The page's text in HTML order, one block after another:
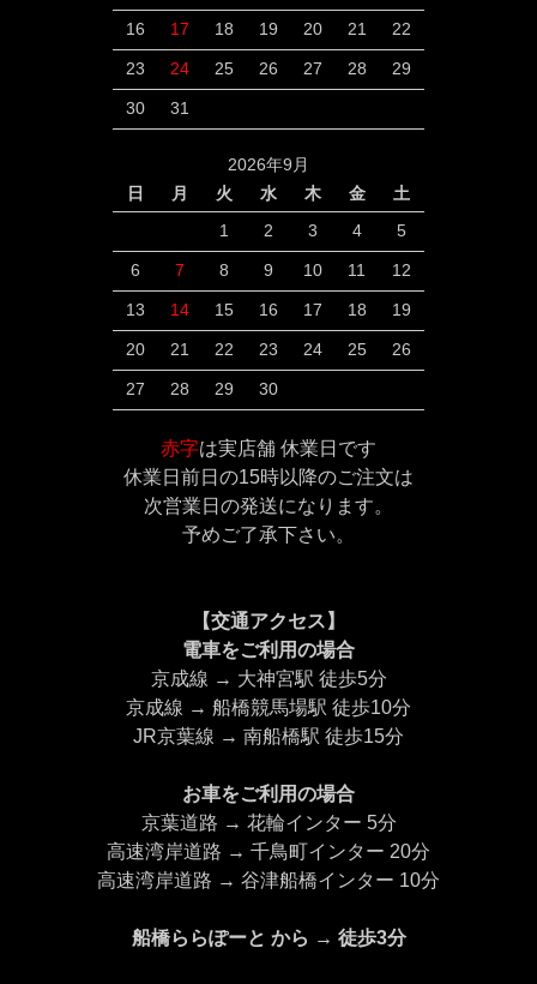
16 17 18 19 20 21 22
23 24 25 26 27 28 29
30 31
2026年9月
日
月 火 水 木 金 土
1 2 3 4 5
6 7 8 9 10 11 12
13 14 15 16 17 18 19
20 21 22 23 24 25 26
27 28 29 30
赤字は実店舗 休業日です
休業日前日の15時以降のご注文は
次営業日の発送になります。
予めご了承下さい。
【交通アクセス】
電車をご利用の場合
京成線 → 大神宮駅 徒歩5分
京成線 → 船橋競馬場駅 徒歩10分
JR京葉線 → 南船橋駅 徒歩15分
お車をご利用の場合
京葉道路 → 花輪インター 5分
高速湾岸道路 → 千鳥町インター 20分
高速湾岸道路 → 谷津船橋インター 10分
船橋ららぽーと から → 徒歩3分